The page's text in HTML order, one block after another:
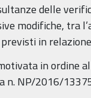
delle
modifiche, tra
in
in ordine
n. NP/2016/